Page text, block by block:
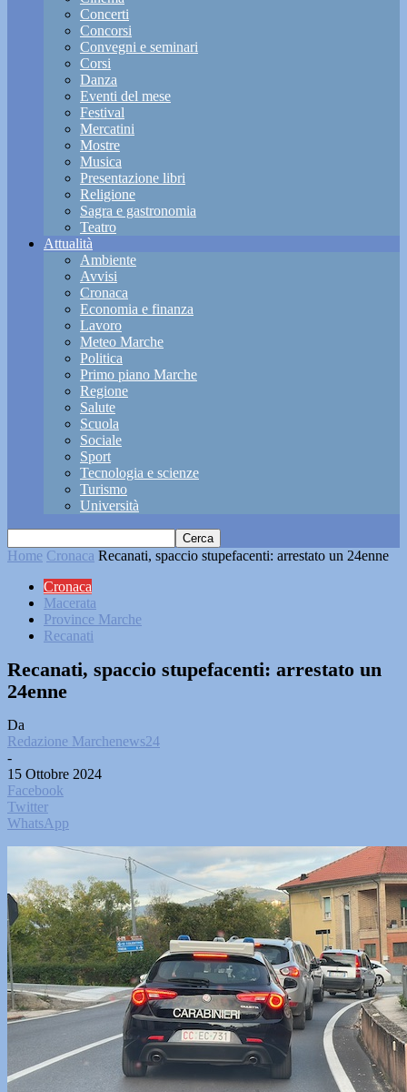
Concerti
Concorsi
Convegni e seminari
Corsi
Danza
Eventi del mese
Festival
Mercatini
Mostre
Musica
Presentazione libri
Religione
Sagra e gastronomia
Teatro
Attualità
Ambiente
Avvisi
Cronaca
Economia e finanza
Lavoro
Meteo Marche
Politica
Primo piano Marche
Regione
Salute
Scuola
Sociale
Sport
Tecnologia e scienze
Turismo
Università
Home Cronaca Recanati, spaccio stupefacenti: arrestato un 24enne
Cronaca
Macerata
Province Marche
Recanati
Recanati, spaccio stupefacenti: arrestato un
24enne
Da
Redazione Marchenews24
-
15 Ottobre 2024
Facebook
Twitter
WhatsApp